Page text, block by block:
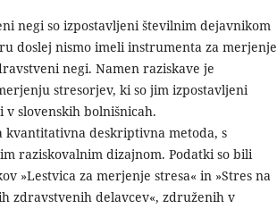
negi so izpostavljeni številnim dejavnikom
doslej nismo imeli instrumenta za merjenje
negi. Namen raziskave je
stresorjev, ki so jim izpostavljeni
v slovenskih bolnišnicah.
kvantitativna deskriptivna metoda, s
raziskovalnim dizajnom. Podatki so bili
»Lestvica za merjenje stresa« in »Stres na
zdravstvenih delavcev«, združenih v